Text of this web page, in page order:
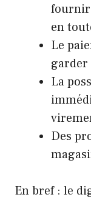
fournir
en
Le
garder
La
Des
En bref : le